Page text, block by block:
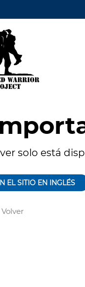
solo está
EL SITIO EN INGLÉS
Volver